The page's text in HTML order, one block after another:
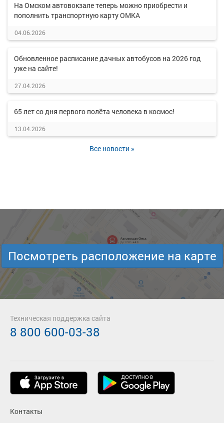
На Омском автовокзале теперь можно приобрести и
пополнить транспортную карту ОМКА
04.06.2026
Обновленное расписание дачных автобусов на 2026 год
уже на сайте!
27.04.2026
65 лет со дня первого полёта человека в космос!
13.04.2026
Все новости »
Посмотреть расположение на карте
Контакты
Техническая поддержка сайта
8 800 600-03-38